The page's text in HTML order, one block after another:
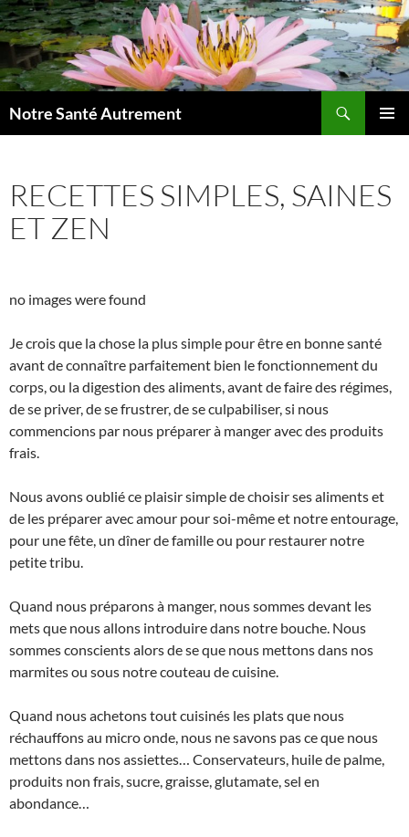
Aller
au
contenu
Notre Santé Autrement
RECETTES SIMPLES, SAINES
ET ZEN
no images were found
Je crois que la chose la plus simple pour être en bonne santé
avant de connaître parfaitement bien le fonctionnement du
corps, ou la digestion des aliments, avant de faire des régimes,
de se priver, de se frustrer, de se culpabiliser, si nous
commencions par nous préparer à manger avec des produits
frais.
Nous avons oublié ce plaisir simple de choisir ses aliments et
de les préparer avec amour pour soi-même et notre entourage,
pour une fête, un dîner de famille ou pour restaurer notre
petite tribu.
Quand nous préparons à manger, nous sommes devant les
mets que nous allons introduire dans notre bouche. Nous
sommes conscients alors de se que nous mettons dans nos
marmites ou sous notre couteau de cuisine.
Quand nous achetons tout cuisinés les plats que nous
réchauffons au micro onde, nous ne savons pas ce que nous
mettons dans nos assiettes… Conservateurs, huile de palme,
produits non frais, sucre, graisse, glutamate, sel en
abondance…